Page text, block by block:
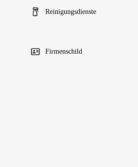
Reinigungsdienste
Firmenschild